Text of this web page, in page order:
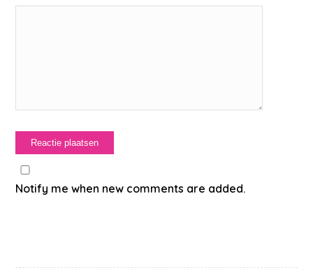
Notify me when new comments are added.